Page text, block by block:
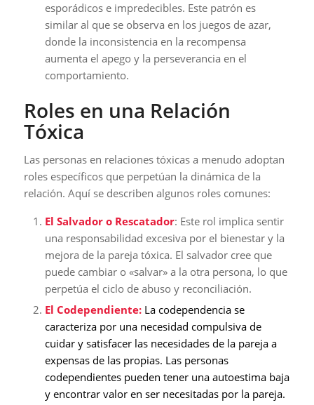
esporádicos e impredecibles. Este patrón es
similar al que se observa en los juegos de azar,
donde la inconsistencia en la recompensa
aumenta el apego y la perseverancia en el
comportamiento.
Roles en una Relación
Tóxica
Las personas en relaciones tóxicas a menudo adoptan
roles específicos que perpetúan la dinámica de la
relación. Aquí se describen algunos roles comunes:
El Salvador o Rescatador: Este rol implica sentir
una responsabilidad excesiva por el bienestar y la
mejora de la pareja tóxica. El salvador cree que
puede cambiar o «salvar» a la otra persona, lo que
perpetúa el ciclo de abuso y reconciliación.
El Codependiente:La codependencia se
caracteriza por una necesidad compulsiva de
cuidar y satisfacer las necesidades de la pareja a
expensas de las propias. Las personas
codependientes pueden tener una autoestima baja
y encontrar valor en ser necesitadas por la pareja.